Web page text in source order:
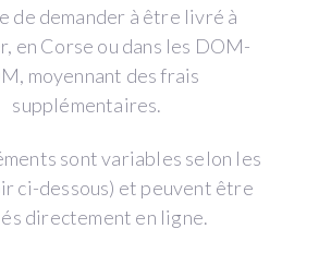
de demander à être livré à
en Corse ou dans les DOM-
moyennant des frais
supplémentaires.
sont variables selon les
ci-dessous) et peuvent être
directement en ligne.